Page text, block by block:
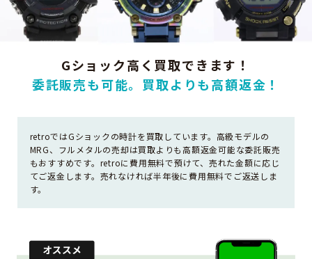
Gショック高く買取できます！
委託販売も可能。買取よりも高額返金！
retroではGショックの時計を買取しています。高級モデルの
MRG、フルメタルの売却は買取よりも高額返金可能な委託販売
もおすすめです。retroに費用無料で預けて、売れた金額に応じ
てご返金します。売れなければ半年後に費用無料でご返送しま
す。